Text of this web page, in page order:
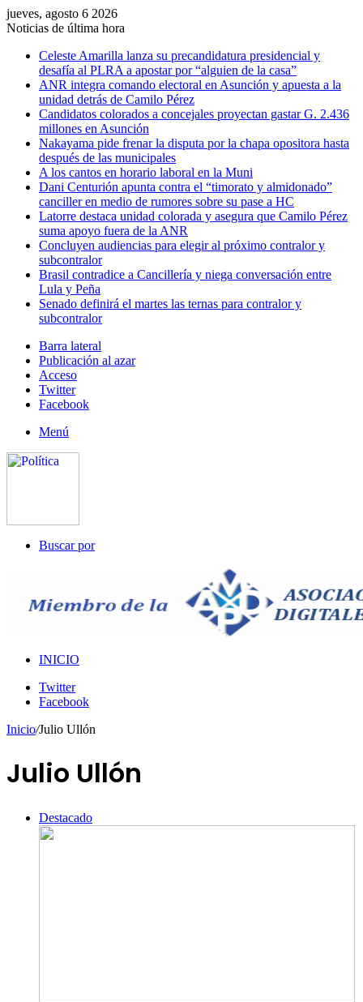
jueves, agosto 6 2026
Noticias de última hora
Celeste Amarilla lanza su precandidatura presidencial y
desafía al PLRA a apostar por “alguien de la casa”
ANR integra comando electoral en Asunción y apuesta a la
unidad detrás de Camilo Pérez
Candidatos colorados a concejales proyectan gastar G. 2.436
millones en Asunción
Nakayama pide frenar la disputa por la chapa opositora hasta
después de las municipales
A los cantos en horario laboral en la Muni
Dani Centurión apunta contra el “timorato y almidonado”
canciller en medio de rumores sobre su pase a HC
Latorre destaca unidad colorada y asegura que Camilo Pérez
suma apoyo fuera de la ANR
Concluyen audiencias para elegir al próximo contralor y
subcontralor
Brasil contradice a Cancillería y niega conversación entre
Lula y Peña
Senado definirá el martes las ternas para contralor y
subcontralor
Barra lateral
Publicación al azar
Acceso
Twitter
Facebook
Menú
Buscar por
INICIO
Twitter
Facebook
Inicio/Julio Ullón
Julio Ullón
Destacado